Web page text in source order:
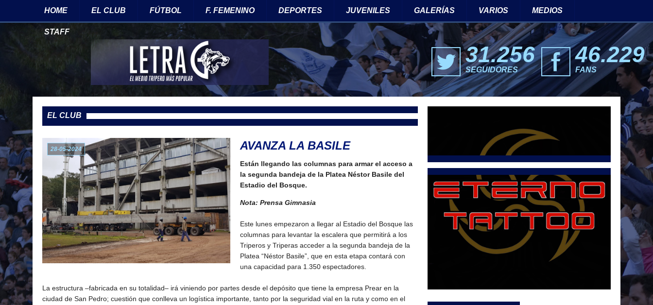
HOME EL CLUB FÚTBOL F. FEMENINO DEPORTES JUVENILES GALERÍAS VARIOS MEDIOS
STAFF
46.229
FANS
31.256
SEGUIDORES
EL CLUB
28-05-2024 AVANZA LA BASILE
Están llegando las columnas para armar el acceso a
la segunda bandeja de la Platea Néstor Basile del
Estadio del Bosque.
Nota: Prensa Gimnasia
Este lunes empezaron a llegar al Estadio del Bosque las
columnas para levantar la escalera que permitirá a los
Triperos y Triperas acceder a la segunda bandeja de la
Platea “Néstor Basile”, que en esta etapa contará con
una capacidad para 1.350 espectadores.
La estructura –fabricada en su totalidad– irá viniendo por partes desde el depósito que tiene la empresa Prear en la
ciudad de San Pedro; cuestión que conlleva un logística importante, tanto por la seguridad vial en la ruta y como en el